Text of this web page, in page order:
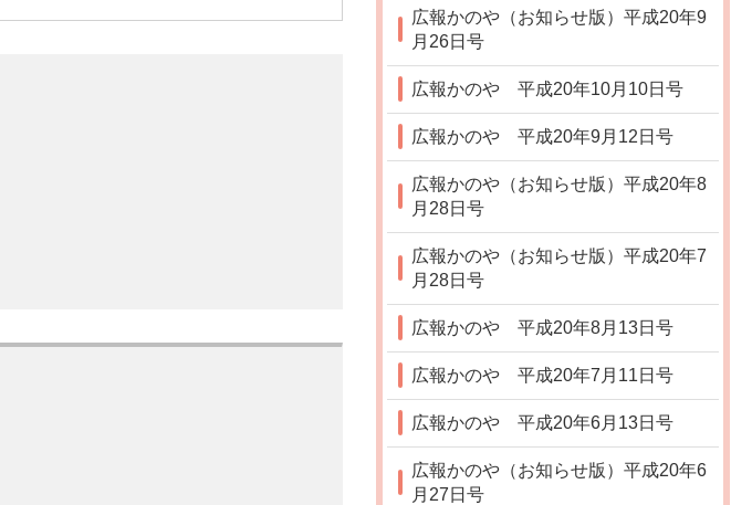
広報かのや（お知らせ版）平成20年9
月26日号
広報かのや 平成20年10月10日号
広報かのや 平成20年9月12日号
広報かのや（お知らせ版）平成20年8
月28日号
広報かのや（お知らせ版）平成20年7
月28日号
広報かのや 平成20年8月13日号
広報かのや 平成20年7月11日号
広報かのや 平成20年6月13日号
広報かのや（お知らせ版）平成20年6
月27日号